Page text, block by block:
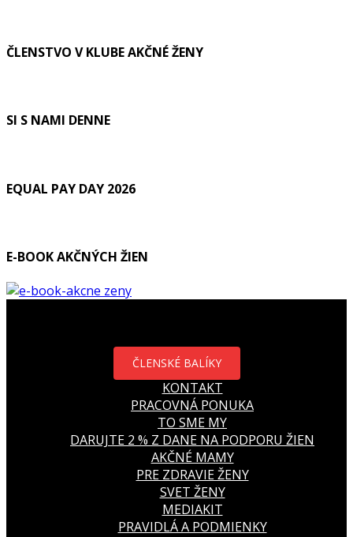
ČLENSTVO V KLUBE AKČNÉ ŽENY
SI S NAMI DENNE
EQUAL PAY DAY 2026
E-BOOK AKČNÝCH ŽIEN
ČLENSKÉ BALÍKY
KONTAKT
PRACOVNÁ PONUKA
TO SME MY
DARUJTE 2 % Z DANE NA PODPORU ŽIEN
AKČNÉ MAMY
PRE ZDRAVIE ŽENY
SVET ŽENY
MEDIAKIT
PRAVIDLÁ A PODMIENKY